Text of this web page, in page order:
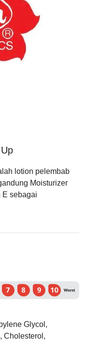
lotion pelembab
Moisturizer
E sebagai
Glycol,
Cholesterol,